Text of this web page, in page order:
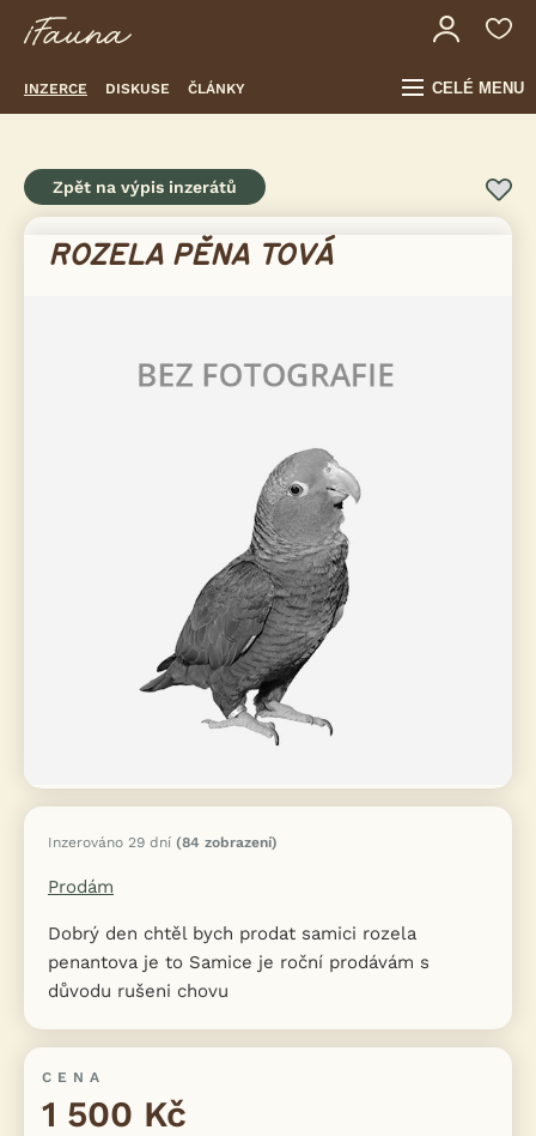
INZERCE DISKUSE ČLÁNKY CELÉ MENU
Zpět na výpis inzerátů
Inzerováno 29 dní (84 zobrazení)
Prodám
Dobrý den chtěl bych prodat samici rozela
penantova je to Samice je roční prodávám s
důvodu rušeni chovu
CENA
1 500 Kč
ROZELA PĚNA TOVÁ